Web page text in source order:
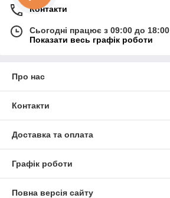
Контакти
Сьогодні працює з 09:00 до 18:00
Показати весь графік роботи
Про нас
Контакти
Доставка та оплата
Графік роботи
Повна версія сайту